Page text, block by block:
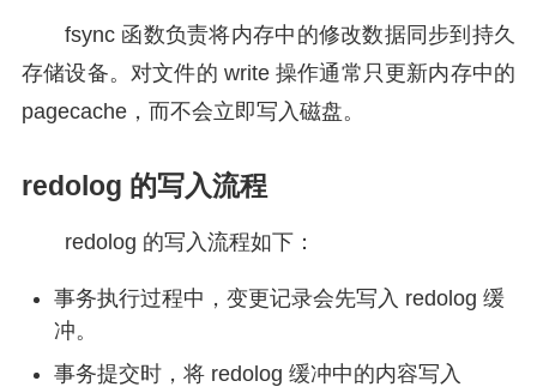
fsync 函数负责将内存中的修改数据同步到持久
存储设备。对文件的 write 操作通常只更新内存中的
pagecache，而不会立即写入磁盘。
redolog 的写入流程
redolog 的写入流程如下：
事务执行过程中，变更记录会先写入 redolog 缓
冲。
事务提交时，将 redolog 缓冲中的内容写入